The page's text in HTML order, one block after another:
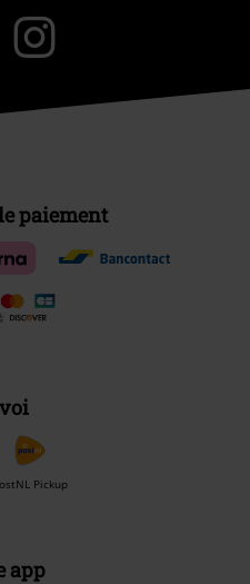
paiement
Pickup
app